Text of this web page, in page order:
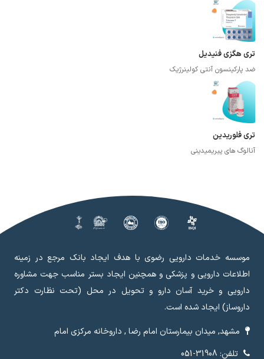
تری هگزی فنیدیل
ضد پارکینسون آنتی کولینرژیک
تری فلوریدین
آنالوگ های پیریمیدینی
موسسه خدمات دارویی رضوی با هدف ایجاد بانک مرجع در زمینه
اطلاعات دارویی و پزشکی و همچنین ایجاد بستر مناسب جهت مشاوره
دارویی و خرید آسان دارو و تحویل در محل (تحت نظارت دکتر
داروساز) ایجاد شده است.
مشهد, میدان بیمارستان امام رضا , داروخانه مرکزی امام
تلفن: 31908-051